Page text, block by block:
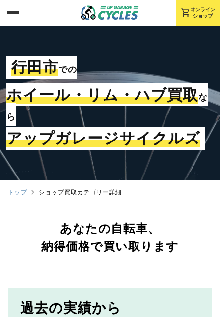
shopping_cart オンライン
ショップ
行田市での
ホイール・リム・ハブ買取な
ら
アップガレージサイクルズ
トップ ショップ買取カテゴリー詳細
あなたの自転車、
納得価格で買い取ります
過去の実績から